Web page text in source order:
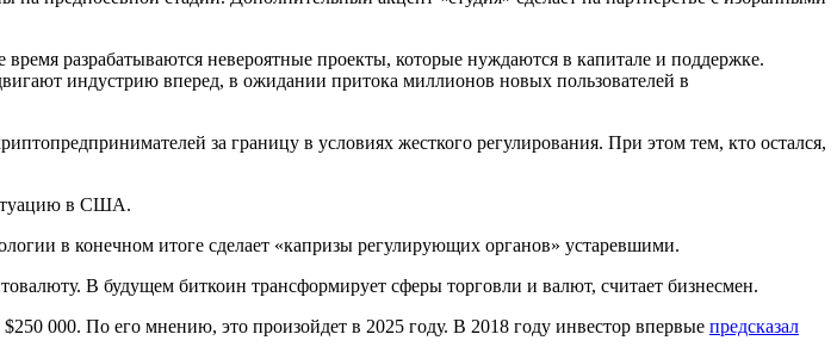
разрабатываются невероятные проекты, которые нуждаются в капитале и поддержке.
индустрию вперед, в ожидании притока миллионов новых пользователей в
за границу в условиях жесткого регулирования. При этом тем, кто остался,
в США.
в конечном итоге сделает «капризы регулирующих органов» устаревшими.
В будущем биткоин трансформирует сферы торговли и валют, считает бизнесмен.
000. По его мнению, это произойдет в 2025 году. В 2018 году инвестор впервые предсказал